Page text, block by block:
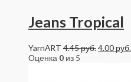
Jeans Tropical
YarnART 4.45руб.4.00 руб.
Оценка 0 из 5